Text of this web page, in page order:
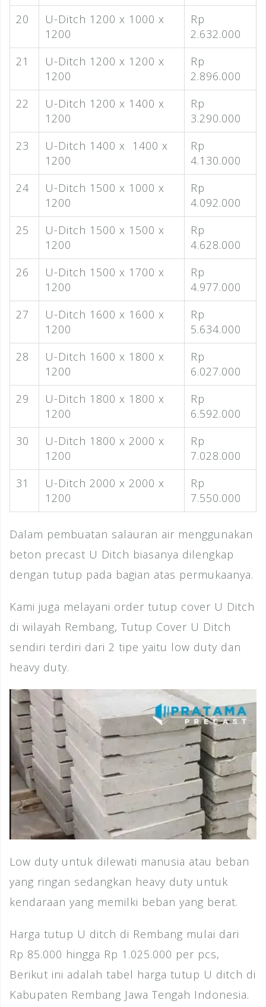
20
U-Ditch 1200 x 1000 x
1200
Rp
2.632.000
21
U-Ditch 1200 x 1200 x
1200
Rp
2.896.000
22
U-Ditch 1200 x 1400 x
1200
Rp
3.290.000
23
U-Ditch 1400 x 1400 x
1200
Rp
4.130.000
24
U-Ditch 1500 x 1000 x
1200
Rp
4.092.000
25
U-Ditch 1500 x 1500 x
1200
Rp
4.628.000
26
U-Ditch 1500 x 1700 x
1200
Rp
4.977.000
27
U-Ditch 1600 x 1600 x
1200
Rp
5.634.000
28
U-Ditch 1600 x 1800 x
1200
Rp
6.027.000
29
U-Ditch 1800 x 1800 x
1200
Rp
6.592.000
30
U-Ditch 1800 x 2000 x
1200
Rp
7.028.000
31
U-Ditch 2000 x 2000 x
1200
Rp
7.550.000
Dalam pembuatan salauran air menggunakan
beton precast U Ditch biasanya dilengkap
dengan tutup pada bagian atas permukaanya.
Kami juga melayani order tutup cover U Ditch
di wilayah Rembang, Tutup Cover U Ditch
sendiri terdiri dari 2 tipe yaitu low duty dan
heavy duty.
Low duty untuk dilewati manusia atau beban
yang ringan sedangkan heavy duty untuk
kendaraan yang memilki beban yang berat.
Harga tutup U ditch di Rembang mulai dari
Rp 85.000 hingga Rp 1.025.000 per pcs,
Berikut ini adalah tabel harga tutup U ditch di
Kabupaten Rembang Jawa Tengah Indonesia.